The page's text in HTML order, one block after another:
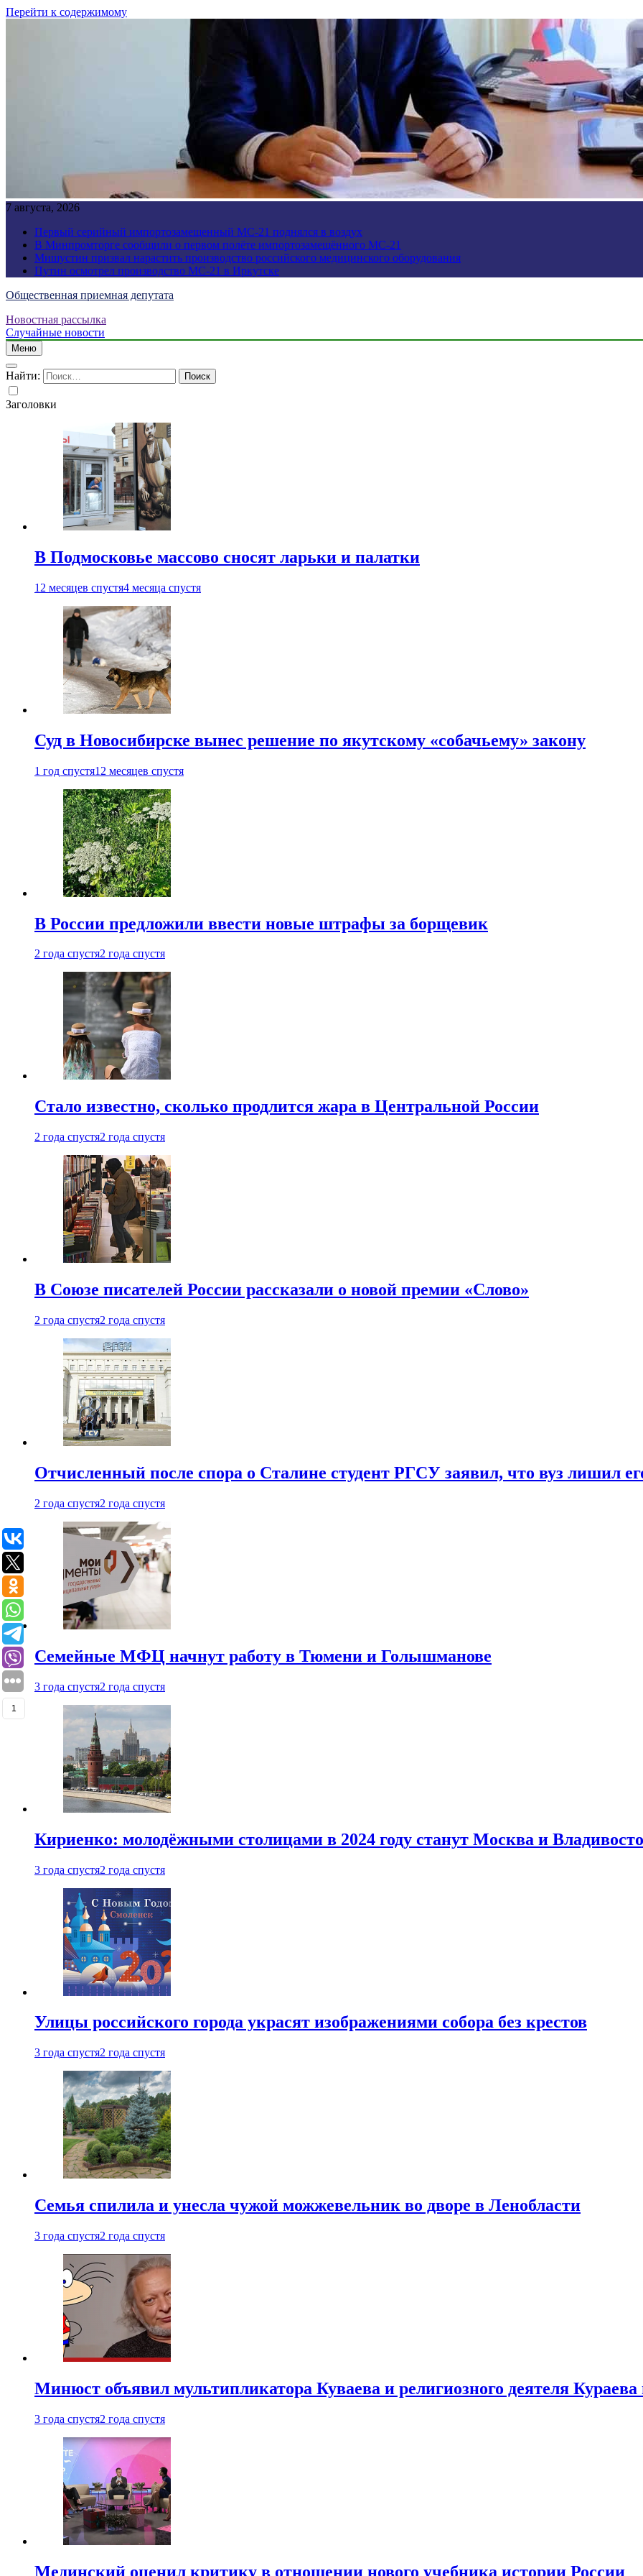
Перейти к содержимому
7 августа, 2026
Первый серийный импортозамещенный МС-21 поднялся в воздух
В Минпромторге сообщили о первом полёте импортозамещённого МС-21
Мишустин призвал нарастить производство российского медицинского оборудования
Путин осмотрел производство МС-21 в Иркутске
Общественная приемная депутата
Новостная рассылка
Случайные новости
Меню
Найти:
Заголовки
В Подмосковье массово сносят ларьки и палатки
12 месяцев спустя4 месяца спустя
Суд в Новосибирске вынес решение по якутскому «собачьему» закону
1 год спустя12 месяцев спустя
В России предложили ввести новые штрафы за борщевик
2 года спустя2 года спустя
Стало известно, сколько продлится жара в Центральной России
2 года спустя2 года спустя
В Союзе писателей России рассказали о новой премии «Слово»
2 года спустя2 года спустя
Отчисленный после спора о Сталине студент РГСУ заявил, что вуз лишил
2 года спустя2 года спустя
Семейные МФЦ начнут работу в Тюмени и Голышманове
3 года спустя2 года спустя
Кириенко: молодёжными столицами в 2024 году станут Москва и
3 года спустя2 года спустя
Улицы российского города украсят изображениями собора без крестов
3 года спустя2 года спустя
Семья спилила и унесла чужой можжевельник во дворе в Ленобласти
3 года спустя2 года спустя
Минюст объявил мультипликатора Куваева и религиозного деятеля
3 года спустя2 года спустя
Мединский оценил критику в отношении нового учебника истории России
1